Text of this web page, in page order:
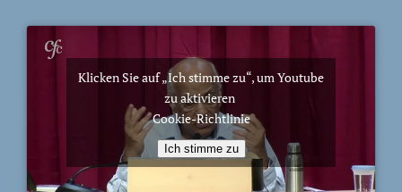
Klicken Sie auf „Ich stimme zu“, um Youtube
zu aktivieren
Cookie-Richtlinie
Ich stimme zu